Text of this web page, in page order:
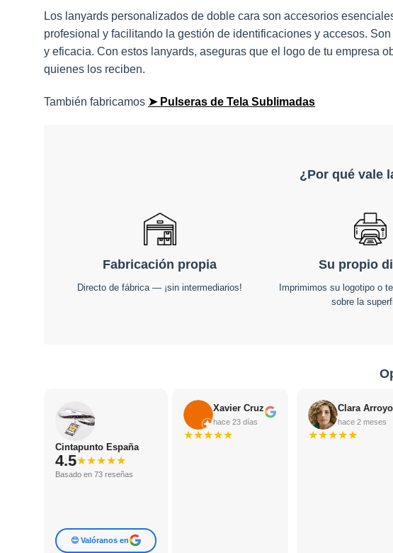
Los lanyards personalizados de doble cara son accesorios
profesional y facilitando la gestión de identificaciones y accesos.
y eficacia. Con estos lanyards, aseguras que el logo de tu empresa
quienes los reciben.
También fabricamos ➤ Pulseras de Tela Sublimadas
¿Por qué vale
Fabricación propia
Directo de fábrica — ¡sin intermediarios!
Su propio
Imprimimos su logotipo o
sobre la
Cintapunto España
4.5★★★★★
Basado en 73 reseñas
😊 Valóranos en
Xavier Cruz
hace 23 días
★★★★★
Clara Arroyo
hace 2 meses
★★★★★